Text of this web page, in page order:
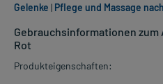
Gebrauchsinformationen
Rot
Produkteigenschaften:
Gelenke | Pflege und Massage